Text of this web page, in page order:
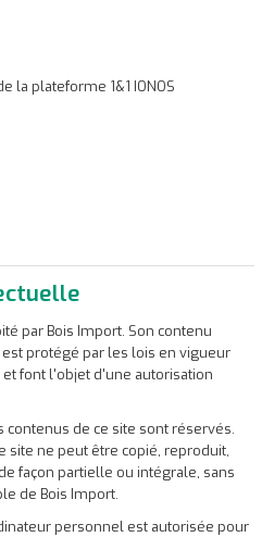
la plateforme 1&1 IONOS
par Bois Import. Son contenu
est protégé par les lois en vigueur
font l'objet d'une autorisation
contenus de ce site sont réservés.
site ne peut être copié, reproduit,
façon partielle ou intégrale, sans
de Bois Import.
personnel est autorisée pour